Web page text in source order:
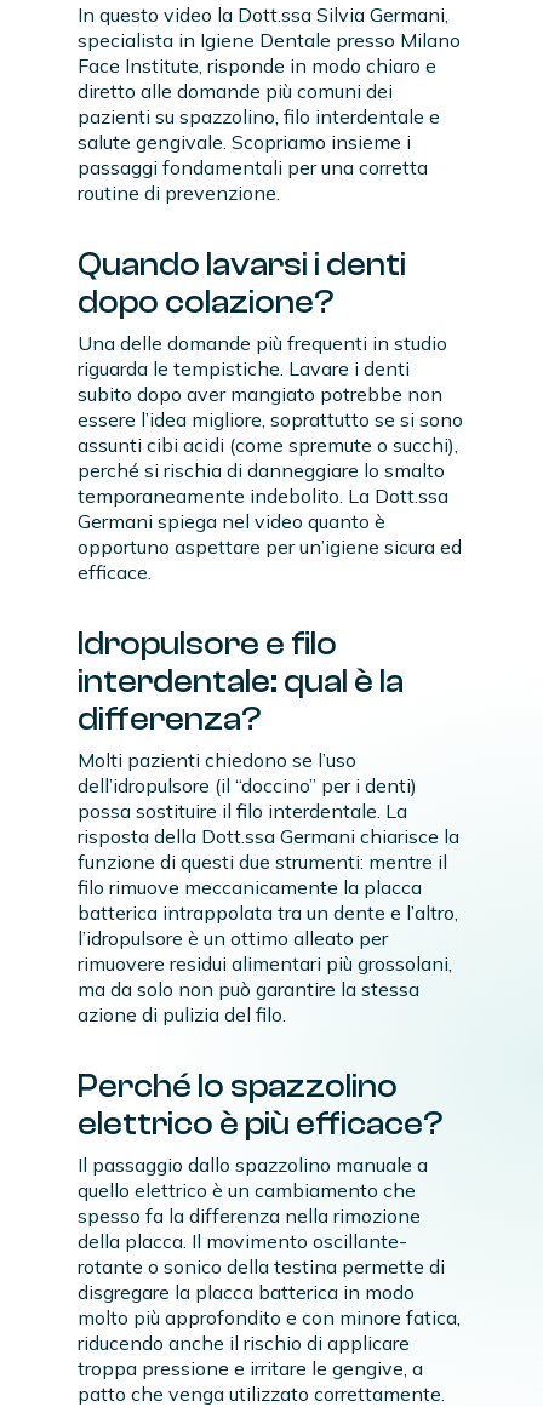
In questo video la Dott.ssa Silvia Germani,
specialista in Igiene Dentale presso Milano
Face Institute, risponde in modo chiaro e
diretto alle domande più comuni dei
pazienti su spazzolino, filo interdentale e
salute gengivale. Scopriamo insieme i
passaggi fondamentali per una corretta
routine di prevenzione.
Quando lavarsi i denti
dopo colazione?
Una delle domande più frequenti in studio
riguarda le tempistiche. Lavare i denti
subito dopo aver mangiato potrebbe non
essere l’idea migliore, soprattutto se si sono
assunti cibi acidi (come spremute o succhi),
perché si rischia di danneggiare lo smalto
temporaneamente indebolito. La Dott.ssa
Germani spiega nel video quanto è
opportuno aspettare per un’igiene sicura ed
efficace.
Idropulsore e filo
interdentale: qual è la
differenza?
Molti pazienti chiedono se l’uso
dell’idropulsore (il “doccino” per i denti)
possa sostituire il filo interdentale. La
risposta della Dott.ssa Germani chiarisce la
funzione di questi due strumenti: mentre il
filo rimuove meccanicamente la placca
batterica intrappolata tra un dente e l’altro,
l’idropulsore è un ottimo alleato per
rimuovere residui alimentari più grossolani,
ma da solo non può garantire la stessa
azione di pulizia del filo.
Perché lo spazzolino
elettrico è più efficace?
Il passaggio dallo spazzolino manuale a
quello elettrico è un cambiamento che
spesso fa la differenza nella rimozione
della placca. Il movimento oscillante-
rotante o sonico della testina permette di
disgregare la placca batterica in modo
molto più approfondito e con minore fatica,
riducendo anche il rischio di applicare
troppa pressione e irritare le gengive, a
patto che venga utilizzato correttamente.